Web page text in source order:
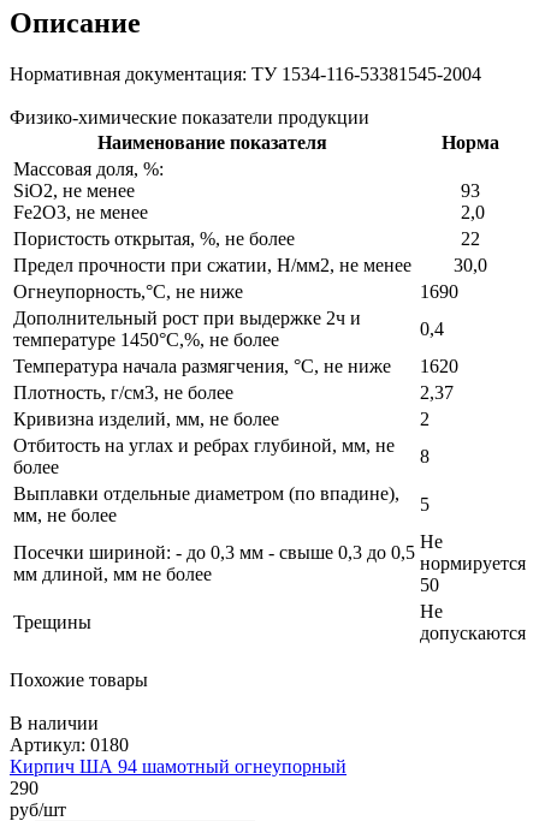
Описание
Нормативная документация: ТУ 1534-116-53381545-2004
Физико-химические показатели продукции
Наименование показателя
Норма
Массовая доля, %:
SiO2, не менее
Fe2O3, не менее
93
2,0
Пористость открытая, %, не более
22
Предел прочности при сжатии, Н/мм2, не менее
30,0
Огнеупорность,°С, не ниже
1690
Дополнительный рост при выдержке 2ч и
температуре 1450°С,%, не более
0,4
Температура начала размягчения, °С, не ниже
1620
Плотность, г/см3, не более
2,37
Кривизна изделий, мм, не более
2
Отбитость на углах и ребрах глубиной, мм, не
более
8
Выплавки отдельные диаметром (по впадине),
мм, не более
5
Посечки шириной: - до 0,3 мм - свыше 0,3 до 0,5
мм длиной, мм не более
Не
нормируется
50
Трещины
Не
допускаются
Похожие товары
В наличии
Артикул: 0180
Кирпич ША 94 шамотный огнеупорный
290
руб/шт